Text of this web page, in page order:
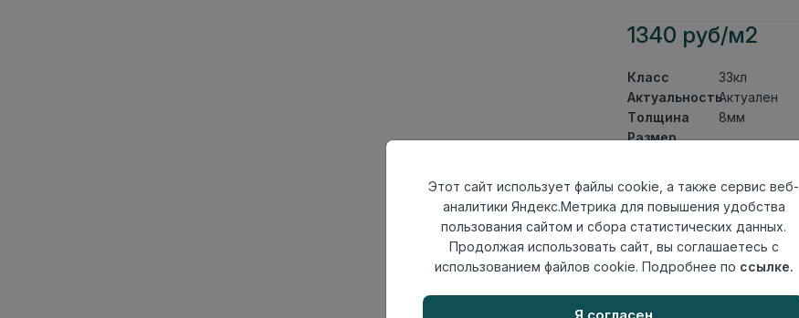
1340 руб/м2
Класс
33кл
АктуальностьАктуален
Толщина
8мм
Размер
Фаска
Замок
UNICLIC
происхождения
Россия
Осталось206 упак
Этот сайт использует файлы cookie, а также сервис веб-
аналитики Яндекс.Метрика для повышения удобства
пользования сайтом и сбора статистических данных.
Продолжая использовать сайт, вы соглашаетесь с
использованием файлов cookie. Подробнее по ссылке.